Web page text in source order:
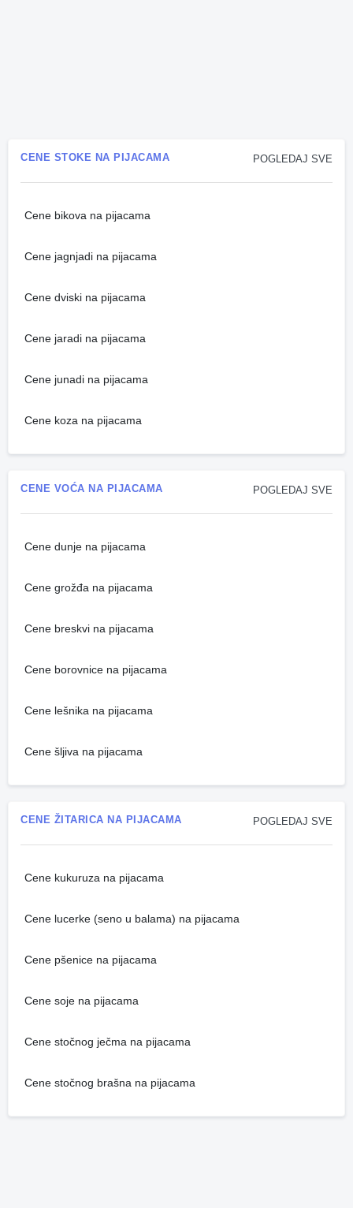
POGLEDAJ SVE
CENE STOKE NA PIJACAMA
Cene bikova na pijacama
Cene jagnjadi na pijacama
Cene dviski na pijacama
Cene jaradi na pijacama
Cene junadi na pijacama
Cene koza na pijacama
POGLEDAJ SVE
CENE VOĆA NA PIJACAMA
Cene dunje na pijacama
Cene grožđa na pijacama
Cene breskvi na pijacama
Cene borovnice na pijacama
Cene lešnika na pijacama
Cene šljiva na pijacama
POGLEDAJ SVE
CENE ŽITARICA NA PIJACAMA
Cene kukuruza na pijacama
Cene lucerke (seno u balama) na pijacama
Cene pšenice na pijacama
Cene soje na pijacama
Cene stočnog ječma na pijacama
Cene stočnog brašna na pijacama